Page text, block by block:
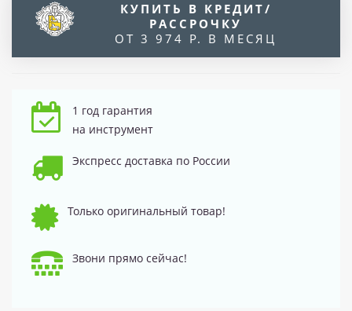
КУПИТЬ В КРЕДИТ/
РАССРОЧКУ
ОТ 3 974 Р. В МЕСЯЦ
1 год гарантия
на инструмент
Экспресс доставка по России
Только оригинальный товар!
Звони прямо сейчас!